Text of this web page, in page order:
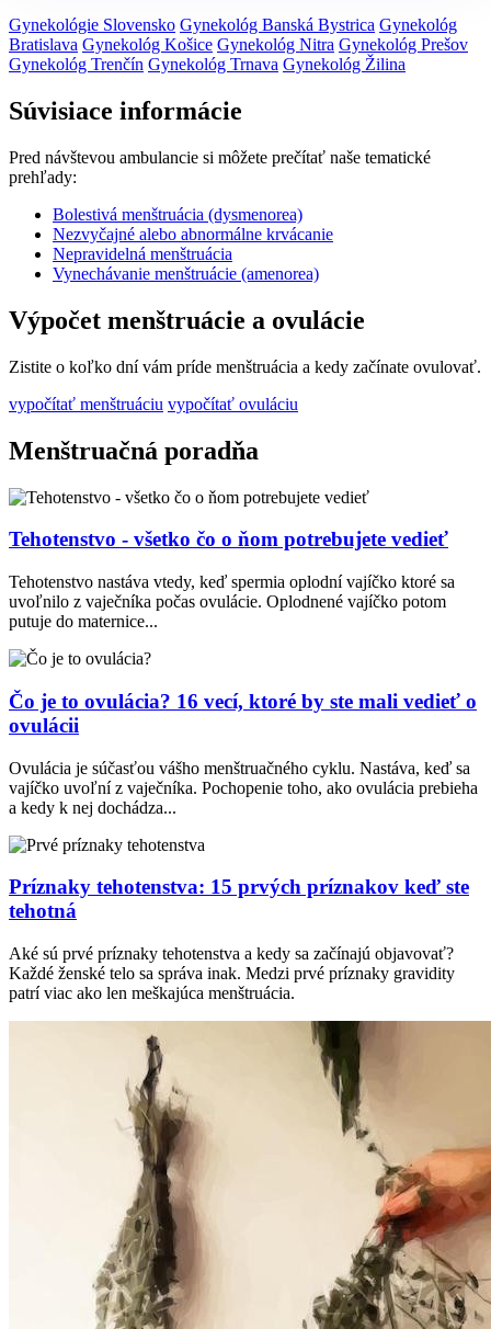
Gynekológie Slovensko Gynekológ Banská Bystrica Gynekológ
Bratislava Gynekológ Košice Gynekológ Nitra Gynekológ Prešov
Gynekológ Trenčín Gynekológ Trnava Gynekológ Žilina
Súvisiace informácie
Pred návštevou ambulancie si môžete prečítať naše tematické
prehľady:
Bolestivá menštruácia (dysmenorea)
Nezvyčajné alebo abnormálne krvácanie
Nepravidelná menštruácia
Vynechávanie menštruácie (amenorea)
Výpočet menštruácie a ovulácie
Zistite o koľko dní vám príde menštruácia a kedy začínate ovulovať.
vypočítať menštruáciu vypočítať ovuláciu
Menštruačná poradňa
Tehotenstvo - všetko čo o ňom potrebujete vedieť
Tehotenstvo nastáva vtedy, keď spermia oplodní vajíčko ktoré sa
uvoľnilo z vaječníka počas ovulácie. Oplodnené vajíčko potom
putuje do maternice...
Čo je to ovulácia? 16 vecí, ktoré by ste mali vedieť o
ovulácii
Ovulácia je súčasťou vášho menštruačného cyklu. Nastáva, keď sa
vajíčko uvoľní z vaječníka. Pochopenie toho, ako ovulácia prebieha
a kedy k nej dochádza...
Príznaky tehotenstva: 15 prvých príznakov keď ste
tehotná
Aké sú prvé príznaky tehotenstva a kedy sa začínajú objavovať?
Každé ženské telo sa správa inak. Medzi prvé príznaky gravidity
patrí viac ako len meškajúca menštruácia.